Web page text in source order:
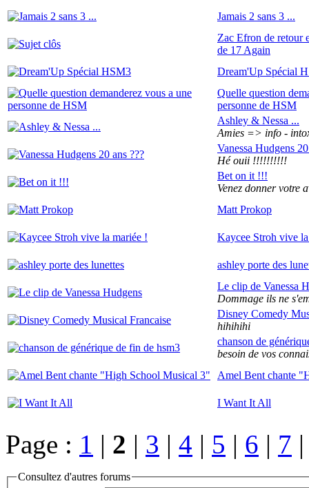
Jamais 2 sans 3 ...
Zac Efron de retour
de 17 Again
Dream'Up Spécial
Quelle question
personne de HSM
Ashley & Nessa ...
Amies => info -
Vanessa Hudgens
Hé ouii !!!!!!!!!!
Bet on it !!!
Venez donner votre
Matt Prokop
Kaycee Stroh vive
ashley porte des
Le clip de Vanessa
Dommage ils ne
Disney Comedy
hihihihi
chanson de
besoin de vos
Amel Bent chante
I Want It All
Page : 1 | 2 | 3 | 4 | 5 | 6 | 7
Consultez d'autres forums